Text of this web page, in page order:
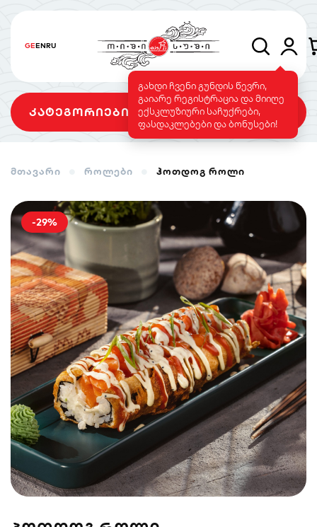
GEENRU
გახდი ჩვენი გუნდის წევრი,
გაიარე რეგისტრაცია და მიიღე
ექსკლუზიური საჩუქრები,
ფასდაკლებები და ბონუსები!
კატეგორიები
როლები
სუშის ტორტი საფირმო
ვეგეტარიანული
მენიუ
სენდვიჩი ნიგირები მაკები
პოკე & ბურიტო
სუპები და
სალათები
სასმელები
მთავარი როლები ჰოთდოგ როლი
-29%